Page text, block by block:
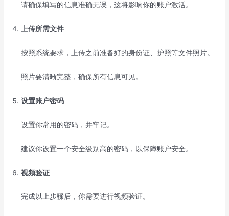
请确保填写的信息准确无误，这将影响你的账户激活。
上传所需文件
按照系统要求，上传之前准备好的身份证、护照等文件照片。
照片要清晰完整，确保所有信息可见。
设置账户密码
设置你常用的密码，并牢记。
建议你设置一个安全级别高的密码，以保障账户安全。
视频验证
完成以上步骤后，你需要进行视频验证。